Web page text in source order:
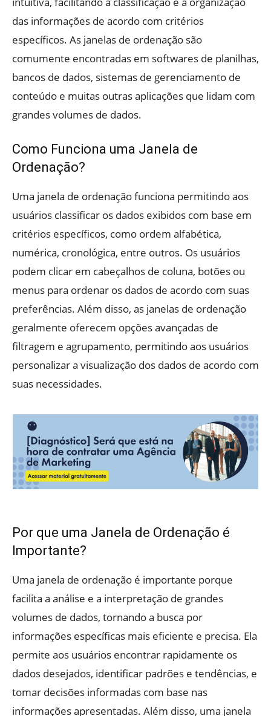
das informações de acordo com critérios
específicos. As janelas de ordenação são
comumente encontradas em softwares de planilhas,
bancos de dados, sistemas de gerenciamento de
conteúdo e muitas outras aplicações que lidam com
grandes volumes de dados.
Como Funciona uma Janela de
Ordenação?
Uma janela de ordenação funciona permitindo aos
usuários classificar os dados exibidos com base em
critérios específicos, como ordem alfabética,
numérica, cronológica, entre outros. Os usuários
podem clicar em cabeçalhos de coluna, botões ou
menus para ordenar os dados de acordo com suas
preferências. Além disso, as janelas de ordenação
geralmente oferecem opções avançadas de
filtragem e agrupamento, permitindo aos usuários
personalizar a visualização dos dados de acordo com
suas necessidades.
Por que uma Janela de Ordenação é
Importante?
Uma janela de ordenação é importante porque
facilita a análise e a interpretação de grandes
volumes de dados, tornando a busca por
informações específicas mais eficiente e precisa. Ela
permite aos usuários encontrar rapidamente os
dados desejados, identificar padrões e tendências, e
tomar decisões informadas com base nas
informações apresentadas. Além disso, uma janela